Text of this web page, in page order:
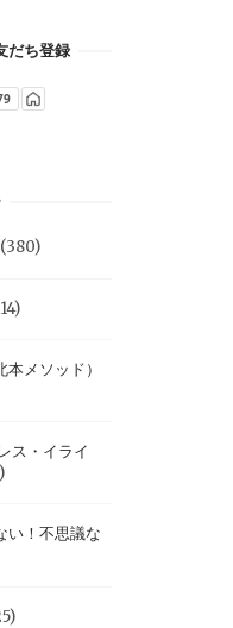
だち登録
(380)
メソッド）
・イライ
！不思議な